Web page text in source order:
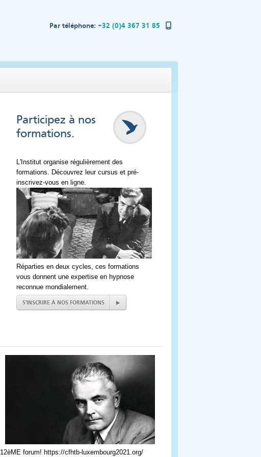
Par téléphone: +32 (0)4 367 31 85
Participez à nos
formations.
L'Institut organise régulièrement des
formations. Découvrez leur cursus et pré-
inscrivez-vous en ligne.
Réparties en deux cycles, ces formations
vous donnent une expertise en hypnose
reconnue mondialement.
S'INSCRIRE À NOS FORMATIONS
12èME forum! https://cfhtb-luxembourg2021.org/